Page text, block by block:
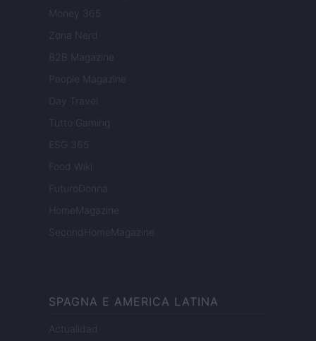
Money 365
Zona Nerd
B2B Magazine
People Magazine
Day Travel
Tutto Gaming
ESG 365
Food Wiki
FuturoDonna
HomeMagazine
SecondHomeMagazine
SPAGNA E AMERICA LATINA
Actualidad